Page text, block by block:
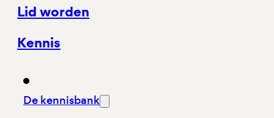
Lid worden
Kennis
De kennisbank